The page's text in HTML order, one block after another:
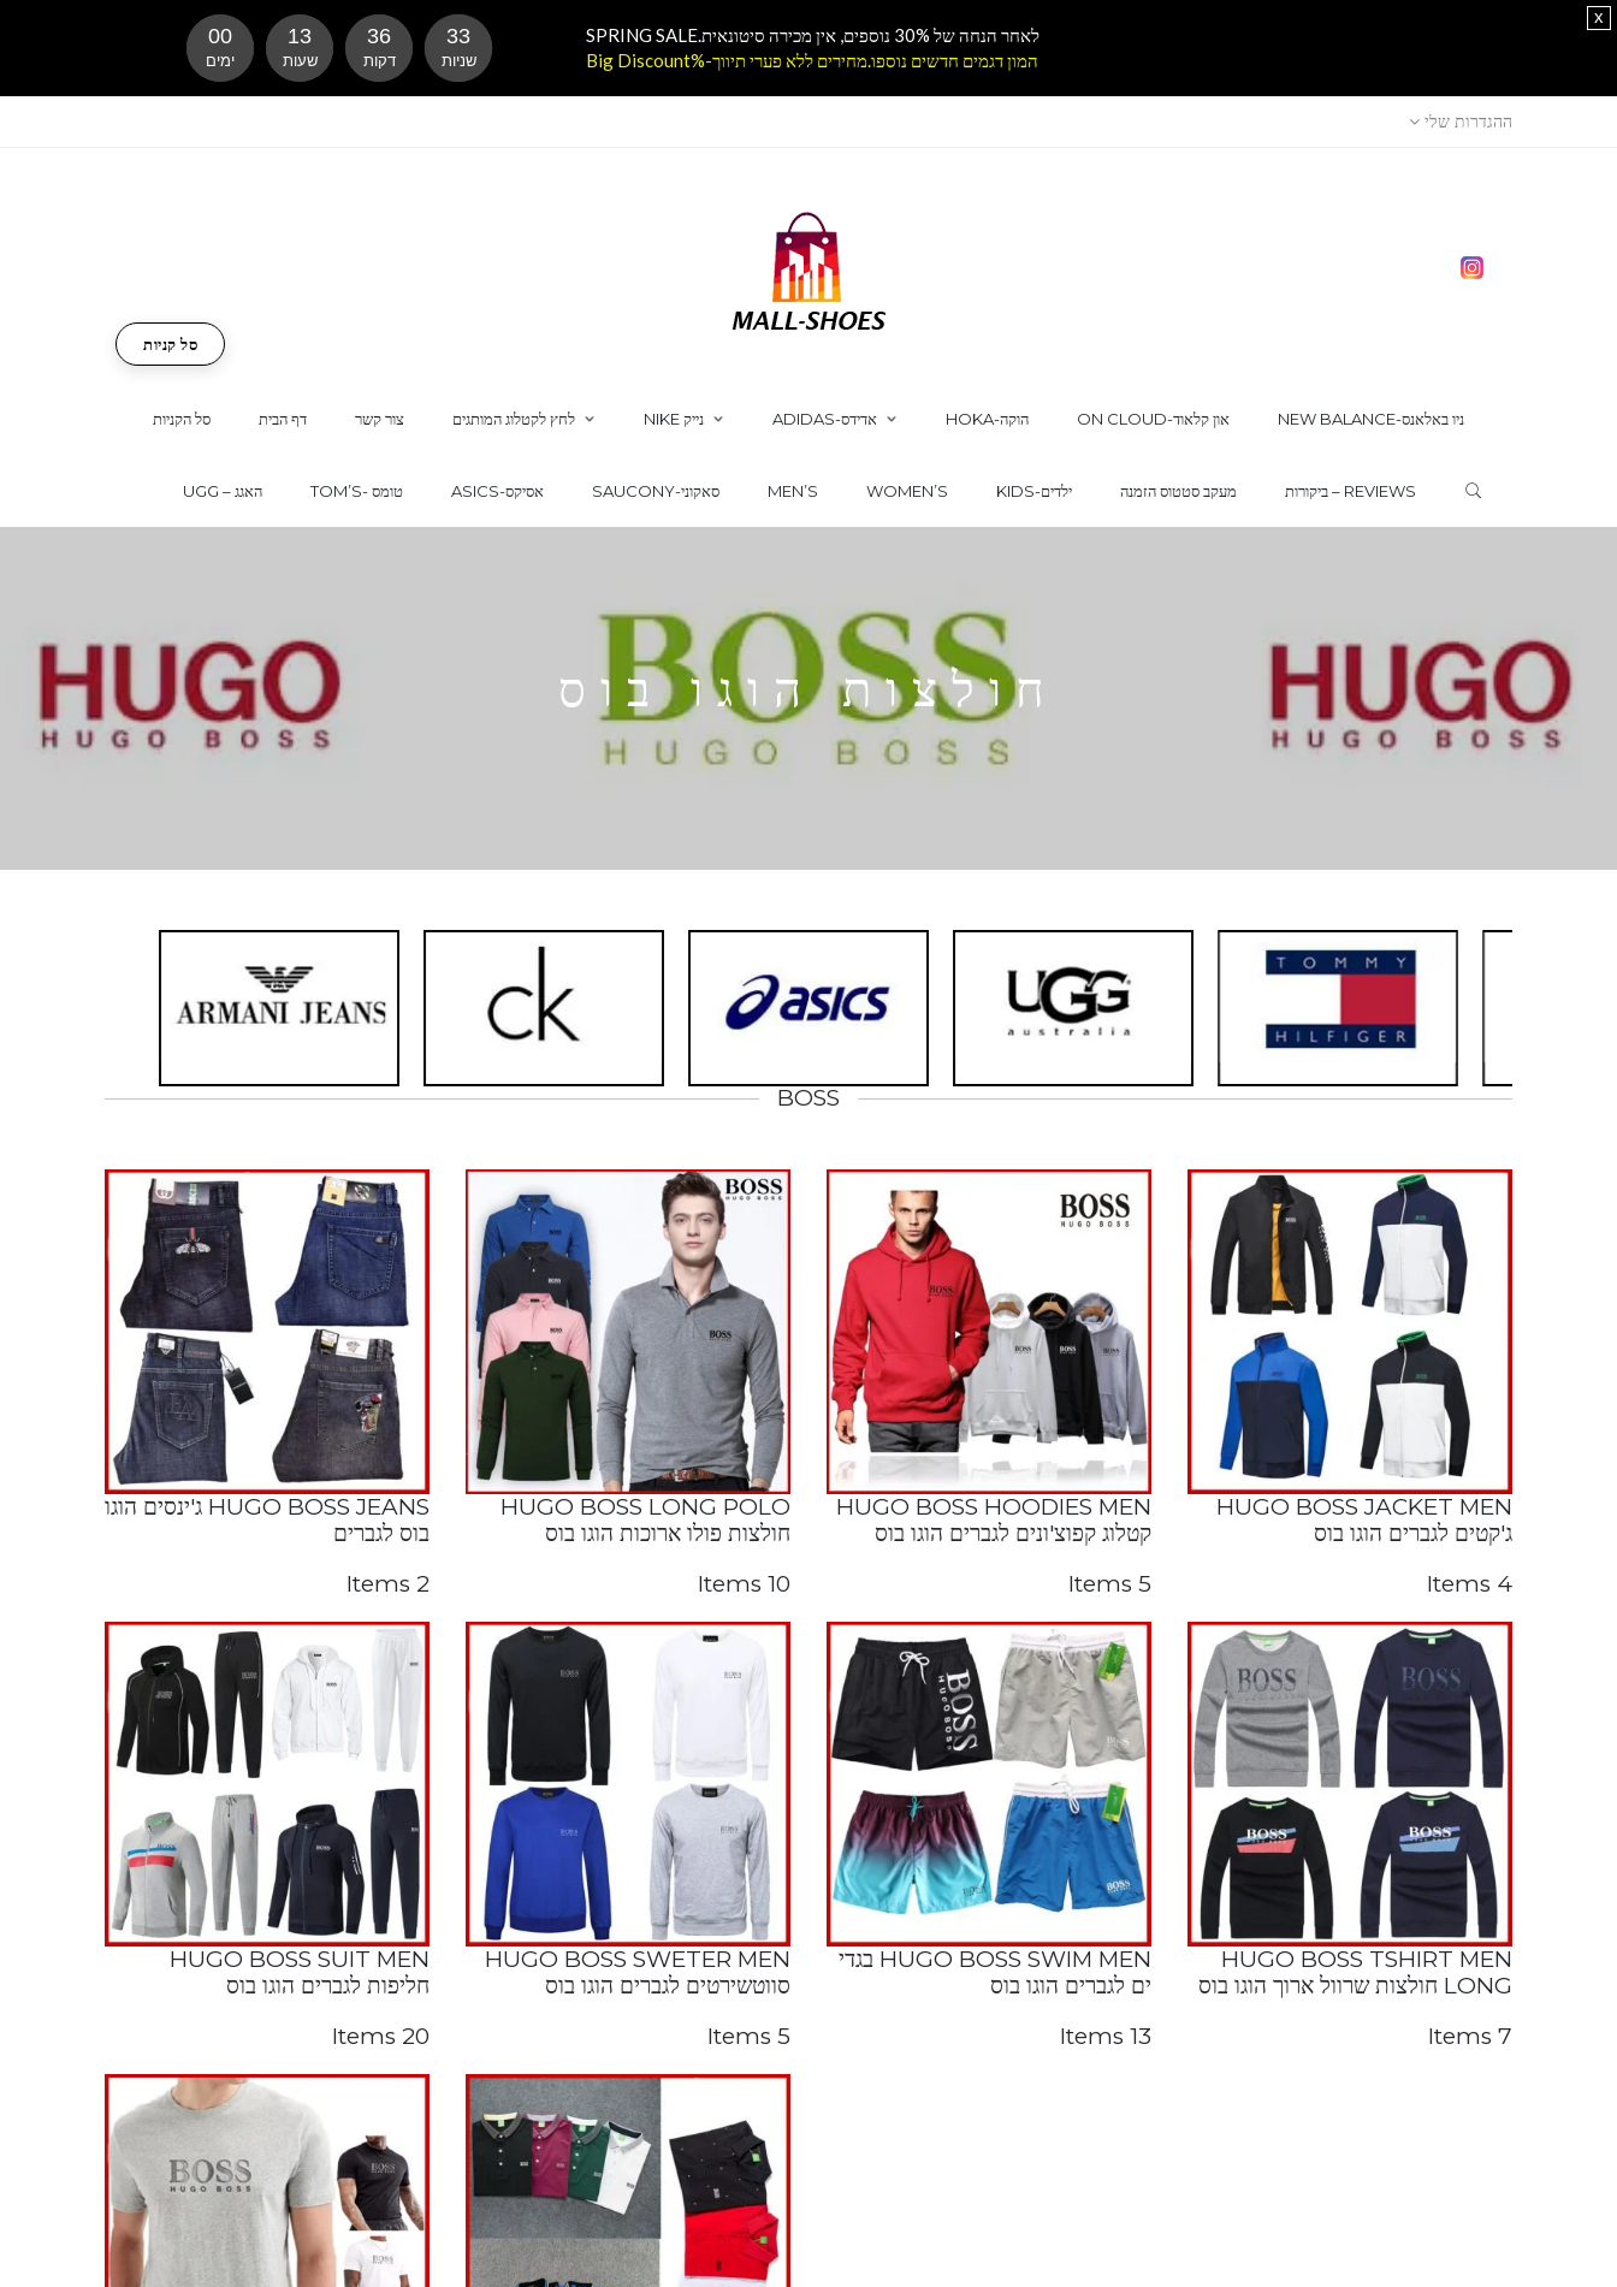
ההגדרות שלי
סל הקניות דף הבית צור קשר לחץ לקטלוג המותגים NIKE נייק ADIDAS-אדידס HOKA-הוקה ON CLOUD-און קלאוד NEW BALANCE-ניו באלאנס
UGG – האגג TOM’S- טומס ASICS-אסיקס SAUCONY-סאקוני MEN’S WOMEN’S KIDS-ילדים מעקב סטטוס הזמנה ביקורות – REVIEWS
סל קניות
חולצות הוגו בוס
BOSS
HUGO BOSS JEANS ג'ינסים הוגו
בוס לגברים
2 Items
HUGO BOSS LONG POLO
חולצות פולו ארוכות הוגו בוס
10 Items
HUGO BOSS HOODIES MEN
קטלוג קפוצ'ונים לגברים הוגו בוס
5 Items
HUGO BOSS JACKET MEN
ג'קטים לגברים הוגו בוס
4 Items
HUGO BOSS SUIT MEN
חליפות לגברים הוגו בוס
20 Items
HUGO BOSS SWETER MEN
סווטשירטים לגברים הוגו בוס
5 Items
HUGO BOSS SWIM MEN בגדי
ים לגברים הוגו בוס
13 Items
HUGO BOSS TSHIRT MEN
LONG חולצות שרוול ארוך הוגו בוס
7 Items
לאחר הנחה של 30% נוספים, אין מכירה סיטונאית.SPRING SALE
המון דגמים חדשים נוספו.מחירים ללא פערי תיווך-%Big Discount
00
ימים
13
שעות
36
דקות
32
שניות
x